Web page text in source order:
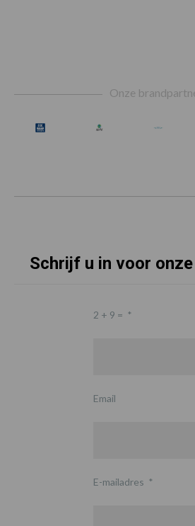
Onze
Schrijf u in voor
2 + 9 = *
Email
E-mailadres *